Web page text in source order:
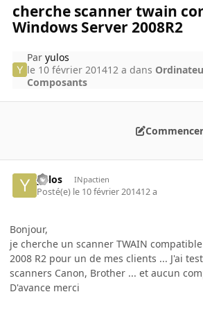
cherche scanner twain
Windows Server 2008R2
Paryulos
le 10 février 201412 a dans
Composants
yulos INpactien
Posté(e) le 10 février 201412 a
Bonjour,
je cherche un scanner TWAIN
2008 R2 pour un de mes clients ... J'ai
scanners Canon, Brother ... et aucun
D'avance merci